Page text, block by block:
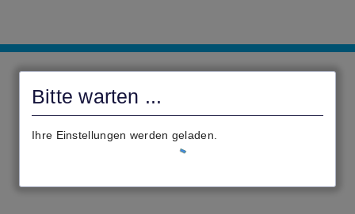
Bitte warten ...
Ihre Einstellungen werden geladen.